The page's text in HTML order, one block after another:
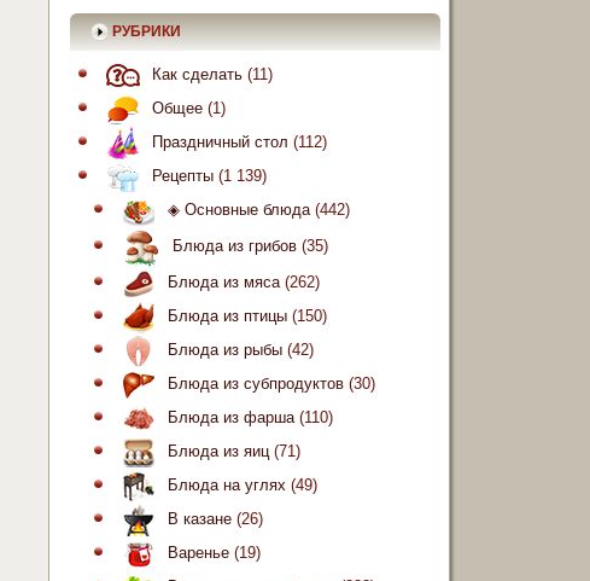
РУБРИКИ
Как сделать (11)
Общее (1)
Праздничный стол (112)
Рецепты (1 139)
◈ Основные блюда(442)
Блюда из грибов (35)
Блюда из мяса(262)
Блюда из птицы (150)
Блюда из рыбы (42)
Блюда из субпродуктов (30)
Блюда из фарша(110)
Блюда из яиц(71)
Блюда на углях (49)
В казане (26)
Варенье (19)